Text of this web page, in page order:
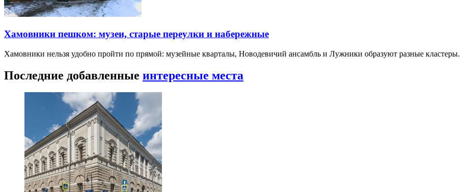
Хамовники пешком: музеи, старые переулки и набережные
Хамовники нельзя удобно пройти по прямой: музейные кварталы, Новодевичий ансамбль и Лужники образуют разные кластеры.
Последние добавленные интересные места